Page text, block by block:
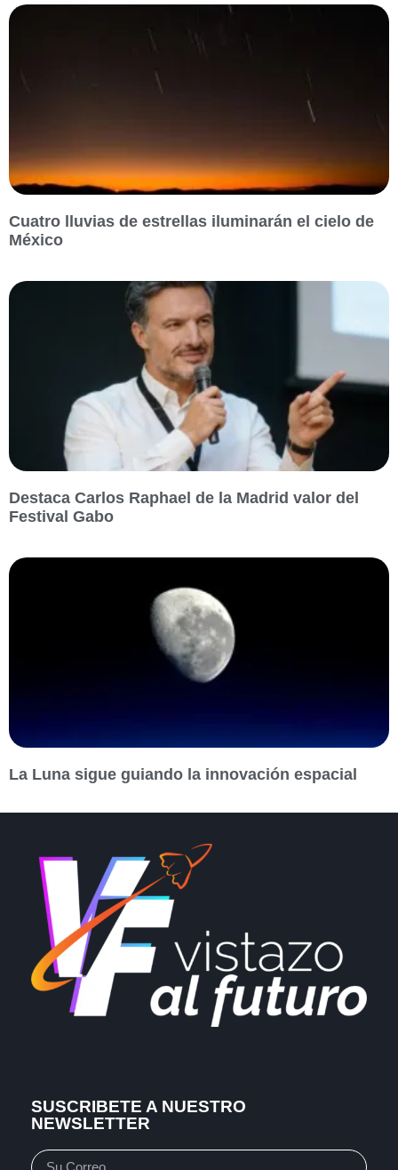
Cuatro lluvias de estrellas iluminarán el cielo de
México
Destaca Carlos Raphael de la Madrid valor del
Festival Gabo
La Luna sigue guiando la innovación espacial
SUSCRIBETE A NUESTRO
NEWSLETTER